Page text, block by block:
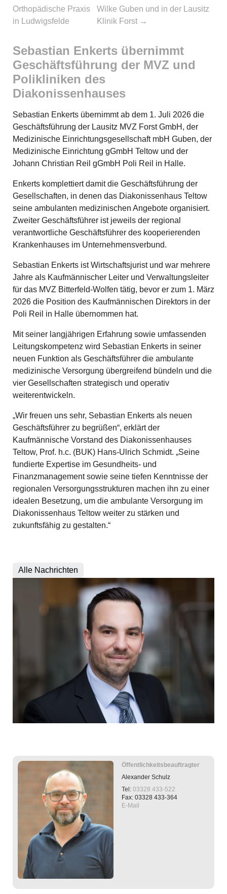
Orthopädische Praxis
in Ludwigsfelde
Wilke Guben und in der Lausitz
Klinik Forst →
Sebastian Enkerts übernimmt
Geschäftsführung der MVZ und
Polikliniken des
Diakonissenhauses
Sebastian Enkerts übernimmt ab dem 1. Juli 2026 die
Geschäftsführung der Lausitz MVZ Forst GmbH, der
Medizinische Einrichtungsgesellschaft mbH Guben, der
Medizinische Einrichtung gGmbH Teltow und der
Johann Christian Reil gGmbH Poli Reil in Halle.
Enkerts komplettiert damit die Geschäftsführung der
Gesellschaften, in denen das Diakonissenhaus Teltow
seine ambulanten medizinischen Angebote organisiert.
Zweiter Geschäftsführer ist jeweils der regional
verantwortliche Geschäftsführer des kooperierenden
Krankenhauses im Unternehmensverbund.
Sebastian Enkerts ist Wirtschaftsjurist und war mehrere
Jahre als Kaufmännischer Leiter und Verwaltungsleiter
für das MVZ Bitterfeld-Wolfen tätig, bevor er zum 1. März
2026 die Position des Kaufmännischen Direktors in der
Poli Reil in Halle übernommen hat.
Mit seiner langjährigen Erfahrung sowie umfassenden
Leitungskompetenz wird Sebastian Enkerts in seiner
neuen Funktion als Geschäftsführer die ambulante
medizinische Versorgung übergreifend bündeln und die
vier Gesellschaften strategisch und operativ
weiterentwickeln.
„Wir freuen uns sehr, Sebastian Enkerts als neuen
Geschäftsführer zu begrüßen“, erklärt der
Kaufmännische Vorstand des Diakonissenhauses
Teltow, Prof. h.c. (BUK) Hans-Ulrich Schmidt. „Seine
fundierte Expertise im Gesundheits- und
Finanzmanagement sowie seine tiefen Kenntnisse der
regionalen Versorgungsstrukturen machen ihn zu einer
idealen Besetzung, um die ambulante Versorgung im
Diakonissenhaus Teltow weiter zu stärken und
zukunftsfähig zu gestalten.“
Alle Nachrichten
Öffentlichkeitsbeauftragter
Alexander Schulz
Tel: 03328 433-522
Fax: 03328 433-364
E-Mail